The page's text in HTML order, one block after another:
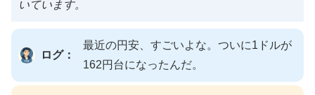
いています。
ログ：
最近の円安、すごいよな。ついに1ドルが
162円台になったんだ。